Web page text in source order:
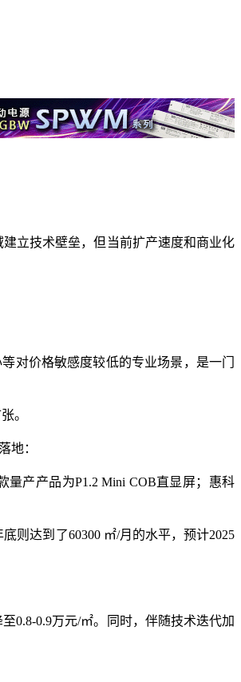
立技术壁垒，但当前扩产速度和商业化
对价格敏感度较低的专业场景，是一门
。
地：
产产品为P1.2 Mini COB直显屏；惠科
则达到了60300 ㎡/月的水平，预计2025
0.8-0.9万元/㎡。同时，伴随技术迭代加